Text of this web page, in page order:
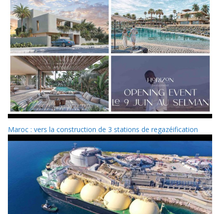
Maroc : vers la construction de 3 stations de regazéification